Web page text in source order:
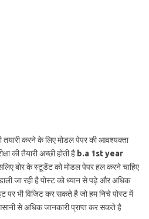
तयारी करने के लिए मोडल पेपर की आवश्यक्ता
की तैयारी अच्छी होती है b.a 1st year
बोर के स्टूडेंट को मोडल पेपर हल करने चाहिए
जा रही है पोस्ट को ध्यान से पढ़े और अधिक
पर भी विजिट कर सकते है जो हम निचे पोस्ट में
से अधिक जानकारी प्राप्त कर सकते है